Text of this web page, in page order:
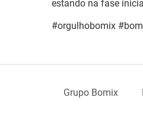
estando na fase
#orgulhobomix
Grupo Bomix